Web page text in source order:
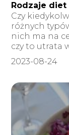
Rodzaje diet
Czy
różnych
nich ma na
czy to utrata
2023-08-24